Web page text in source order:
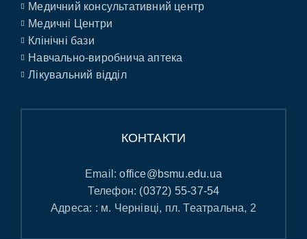
Медичний консультативний центр
Медичні Центри
Клінічні бази
Навчально-виробнича аптека
Лікувальний відділ
КОНТАКТИ
Email:office@bsmu.edu.ua
Телефон: (0372) 55-37-54
Адреса: : м. Чернівці, пл. Театральна, 2